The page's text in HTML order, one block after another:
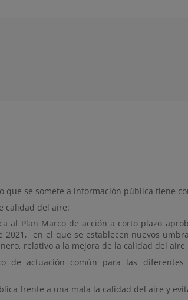
que se somete a información pública tiene
calidad del aire:
al Plan Marco de acción a corto plazo
2021, en el que se establecen nuevos
relativo a la mejora de la calidad del
de actuación común para las
frente a una mala la calidad del aire y